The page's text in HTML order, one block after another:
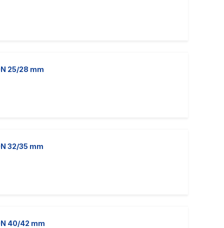
25/28 mm
32/35 mm
40/42 mm